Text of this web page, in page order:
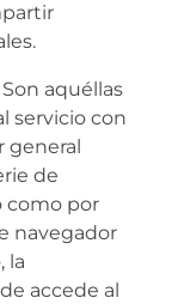
Son aquéllas
servicio con
general
de
como por
navegador
la
accede al